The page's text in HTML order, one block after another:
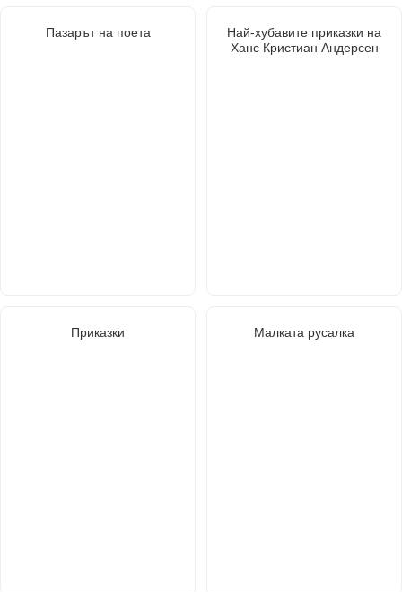
Пазарът на поета
Най-хубавите приказки на
Ханс Кристиан Андерсен
Приказки Малката русалка